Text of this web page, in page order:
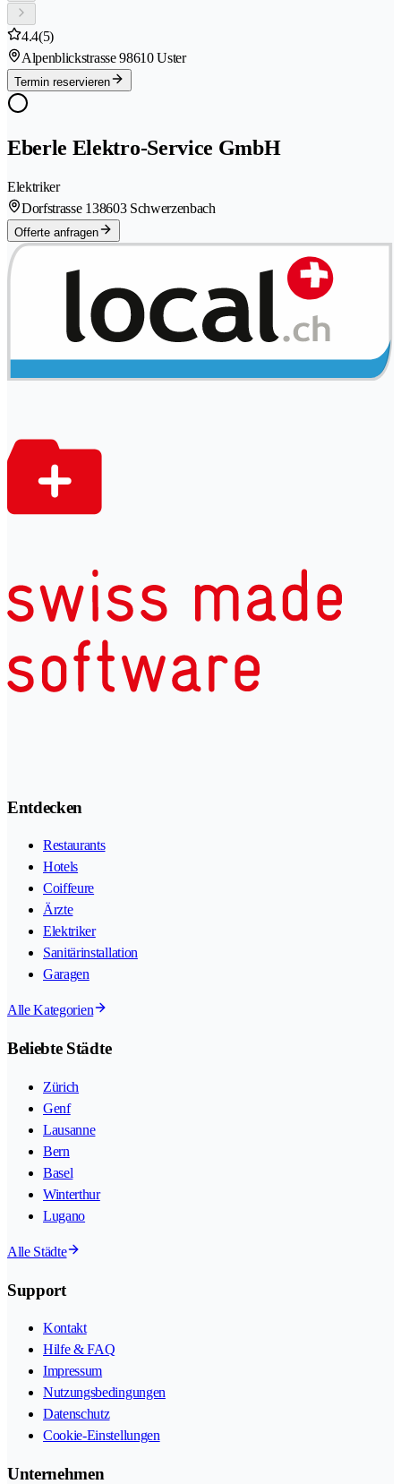
4.4(5)
Alpenblickstrasse 98610 Uster
Termin reservieren
Eberle Elektro-Service GmbH
Elektriker
Dorfstrasse 138603 Schwerzenbach
Offerte anfragen
Entdecken
Restaurants
Hotels
Coiffeure
Ärzte
Elektriker
Sanitärinstallation
Garagen
Alle Kategorien
Beliebte Städte
Zürich
Genf
Lausanne
Bern
Basel
Winterthur
Lugano
Alle Städte
Support
Kontakt
Hilfe & FAQ
Impressum
Nutzungsbedingungen
Datenschutz
Cookie-Einstellungen
Unternehmen